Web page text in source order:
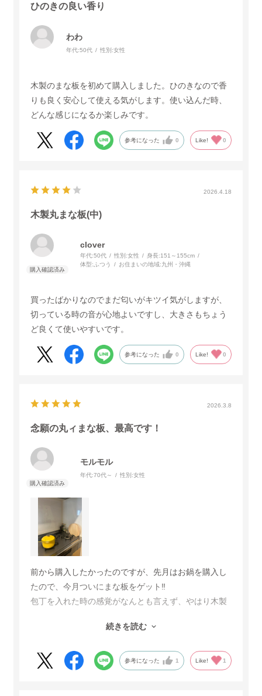
ひのきの良い香り
わわ
年代:50代 性別:女性
木製のまな板を初めて購入しました。ひのきなので香
りも良く安心して使える気がします。使い込んだ時、
どんな感じになるか楽しみです。
参考になった 0 Like! 0
2026.4.18
木製丸まな板(中)
clover
年代:50代 性別:女性 身長:151～155cm
体型: ふつう お住まいの地域:九州・沖縄
買ったばかりなのでまだ匂いがキツイ気がしますが、
切っている時の音が心地よいですし、大きさもちょう
ど良くて使いやすいです。
参考になった 0 Like! 0
2026.3.8
念願の丸ィまな板、最高です！
モルモル
年代:70代～ 性別:女性
前から購入したかったのですが、先月はお鍋を購入し
たので、今月ついにまな板をゲット‼️
包丁を入れた時の感覚がなんとも言えず、やはり木製
な野菜をザクザク切る時も安心。
立てて収納できるのも、購入の決め手でした。
続きを読む
参考になった 1 Like! 1